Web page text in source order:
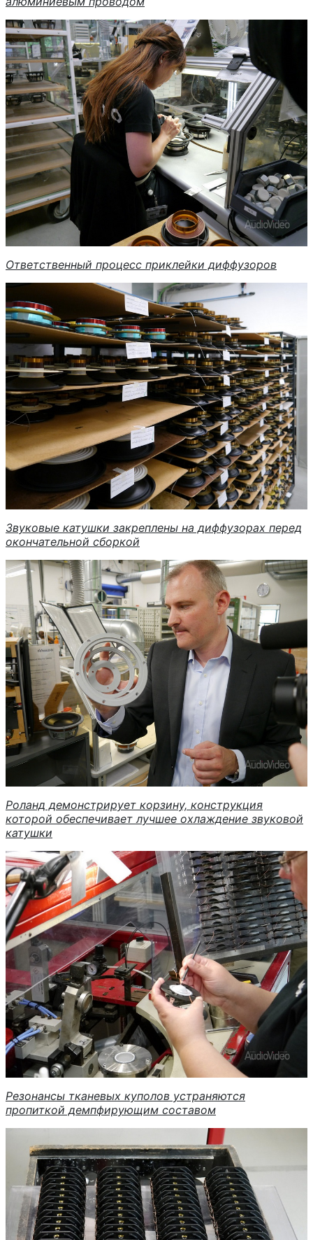
Ответственный процесс приклейки диффузоров
Звуковые катушки закреплены на диффузорах перед
окончательной сборкой
Роланд демонстрирует корзину, конструкция
которой обеспечивает лучшее охлаждение звуковой
катушки
Резонансы тканевых куполов устраняются
пропиткой демпфирующим составом